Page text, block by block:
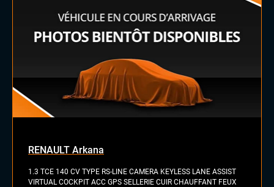
Etriers rouge
RENAULT Arkana
1.3 TCE 140 CV TYPE RS-LINE CAMERA KEYLESS LANE ASSIST
VIRTUAL COCKPIT ACC GPS SELLERIE CUIR CHAUFFANT FEUX